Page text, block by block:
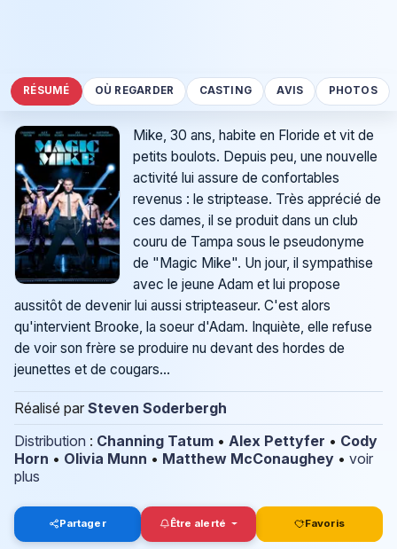
RÉSUMÉ OÙ REGARDER CASTING AVIS PHOTOS
Mike, 30 ans, habite en Floride et vit de
petits boulots. Depuis peu, une nouvelle
activité lui assure de confortables
revenus : le striptease. Très apprécié de
ces dames, il se produit dans un club
couru de Tampa sous le pseudonyme
de "Magic Mike". Un jour, il sympathise
avec le jeune Adam et lui propose
aussitôt de devenir lui aussi stripteaseur. C'est alors
qu'intervient Brooke, la soeur d'Adam. Inquiète, elle refuse
de voir son frère se produire nu devant des hordes de
jeunettes et de cougars...
Réalisé par Steven Soderbergh
Distribution : Channing Tatum • Alex Pettyfer • Cody
Horn • Olivia Munn • Matthew McConaughey • voir
plus
Partager Être alerté Favoris